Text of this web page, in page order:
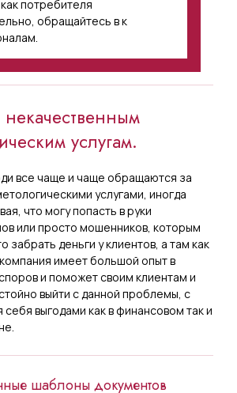
потребителя
обращайтесь в к
услугам.
все чаще и чаще обращаются за
услугами, иногда
что могу попасть в руки
или просто мошенников, которым
забрать деньги у клиентов, а там как
имеет большой опыт в
и поможет своим клиентам и
выйти с данной проблемы, с
выгодами как в финансовом так и
шаблоны документов